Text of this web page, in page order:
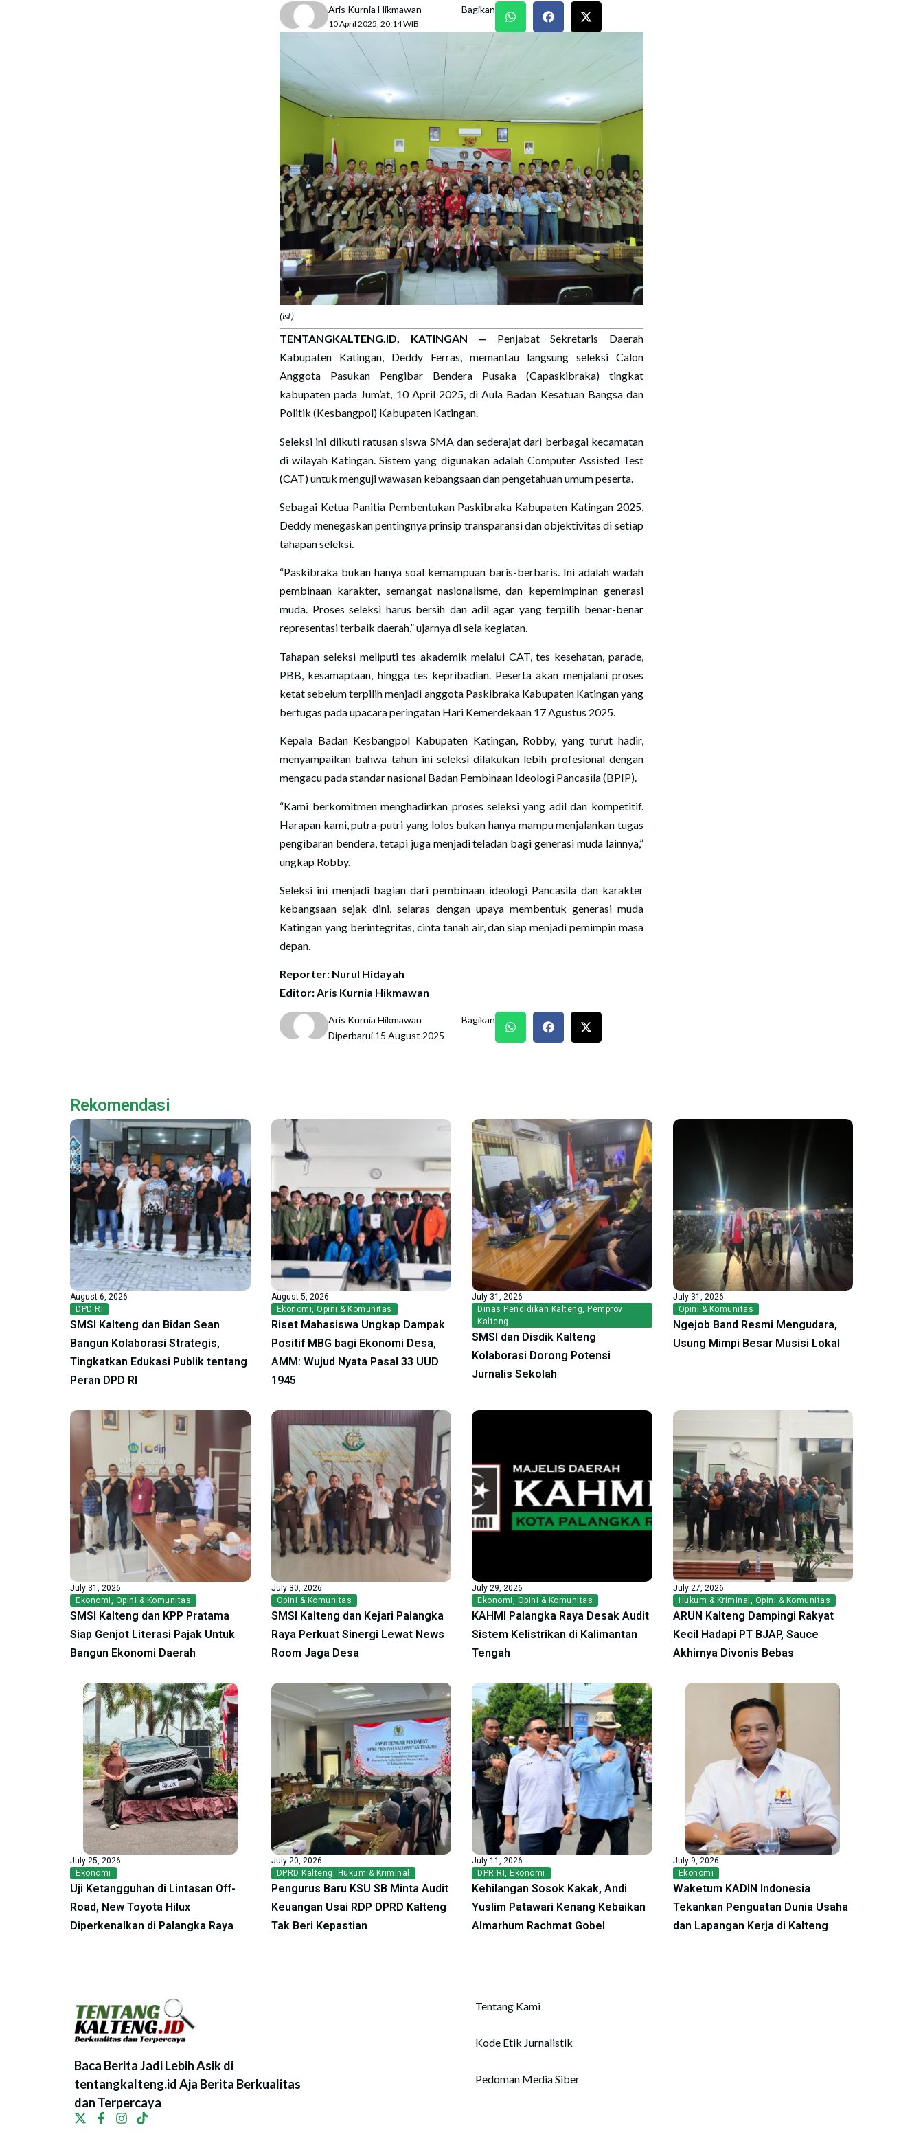
Aris Kurnia Hikmawan
10 April 2025, 20:14 WIB
Bagikan
(ist)
TENTANGKALTENG.ID, KATINGAN — Penjabat Sekretaris Daerah
Kabupaten Katingan, Deddy Ferras, memantau langsung seleksi Calon
Anggota Pasukan Pengibar Bendera Pusaka (Capaskibraka) tingkat
kabupaten pada Jum’at, 10 April 2025, di Aula Badan Kesatuan Bangsa dan
Politik (Kesbangpol) Kabupaten Katingan.
Seleksi ini diikuti ratusan siswa SMA dan sederajat dari berbagai kecamatan
di wilayah Katingan. Sistem yang digunakan adalah Computer Assisted Test
(CAT) untuk menguji wawasan kebangsaan dan pengetahuan umum peserta.
Sebagai Ketua Panitia Pembentukan Paskibraka Kabupaten Katingan 2025,
Deddy menegaskan pentingnya prinsip transparansi dan objektivitas di setiap
tahapan seleksi.
“Paskibraka bukan hanya soal kemampuan baris-berbaris. Ini adalah wadah
pembinaan karakter, semangat nasionalisme, dan kepemimpinan generasi
muda. Proses seleksi harus bersih dan adil agar yang terpilih benar-benar
representasi terbaik daerah,” ujarnya di sela kegiatan.
Tahapan seleksi meliputi tes akademik melalui CAT, tes kesehatan, parade,
PBB, kesamaptaan, hingga tes kepribadian. Peserta akan menjalani proses
ketat sebelum terpilih menjadi anggota Paskibraka Kabupaten Katingan yang
bertugas pada upacara peringatan Hari Kemerdekaan 17 Agustus 2025.
Kepala Badan Kesbangpol Kabupaten Katingan, Robby, yang turut hadir,
menyampaikan bahwa tahun ini seleksi dilakukan lebih profesional dengan
mengacu pada standar nasional Badan Pembinaan Ideologi Pancasila (BPIP).
“Kami berkomitmen menghadirkan proses seleksi yang adil dan kompetitif.
Harapan kami, putra-putri yang lolos bukan hanya mampu menjalankan tugas
pengibaran bendera, tetapi juga menjadi teladan bagi generasi muda lainnya,”
ungkap Robby.
Seleksi ini menjadi bagian dari pembinaan ideologi Pancasila dan karakter
kebangsaan sejak dini, selaras dengan upaya membentuk generasi muda
Katingan yang berintegritas, cinta tanah air, dan siap menjadi pemimpin masa
depan.
Reporter: Nurul Hidayah
Editor: Aris Kurnia Hikmawan
Aris Kurnia Hikmawan
Diperbarui 15 August 2025
Bagikan
Rekomendasi
August 6, 2026
DPD RI
SMSI Kalteng dan Bidan Sean
Bangun Kolaborasi Strategis,
Tingkatkan Edukasi Publik tentang
Peran DPD RI
August 5, 2026
Ekonomi Opini & Komunitas
Riset Mahasiswa Ungkap Dampak
Positif MBG bagi Ekonomi Desa,
AMM: Wujud Nyata Pasal 33 UUD
1945
July 31, 2026
Dinas Pendidikan Kalteng Pemprov
Kalteng
SMSI dan Disdik Kalteng
Kolaborasi Dorong Potensi
Jurnalis Sekolah
July 31, 2026
Opini & Komunitas
Ngejob Band Resmi Mengudara,
Usung Mimpi Besar Musisi Lokal
July 31, 2026
Ekonomi
Opini & Komunitas
SMSI Kalteng dan KPP Pratama
Siap Genjot Literasi Pajak Untuk
Bangun Ekonomi Daerah
July 30, 2026
Opini & Komunitas
SMSI Kalteng dan Kejari Palangka
Raya Perkuat Sinergi Lewat News
Room Jaga Desa
July 29, 2026
Ekonomi
Opini & Komunitas
KAHMI Palangka Raya Desak Audit
Sistem Kelistrikan di Kalimantan
Tengah
July 27, 2026
Hukum & Kriminal
Opini & Komunitas
ARUN Kalteng Dampingi Rakyat
Kecil Hadapi PT BJAP, Sauce
Akhirnya Divonis Bebas
July 25, 2026
Ekonomi
Uji Ketangguhan di Lintasan Off-
Road, New Toyota Hilux
Diperkenalkan di Palangka Raya
July 20, 2026
DPRD Kalteng
Hukum & Kriminal
Pengurus Baru KSU SB Minta Audit
Keuangan Usai RDP DPRD Kalteng
Tak Beri Kepastian
July 11, 2026
DPR RI Ekonomi
Kehilangan Sosok Kakak, Andi
Yuslim Patawari Kenang Kebaikan
Almarhum Rachmat Gobel
July 9, 2026
Ekonomi
Waketum KADIN Indonesia
Tekankan Penguatan Dunia Usaha
dan Lapangan Kerja di Kalteng
Baca Berita Jadi Lebih Asik di
tentangkalteng.id Aja Berita Berkualitas
dan Terpercaya
Tentang Kami
Kode Etik Jurnalistik
Pedoman Media Siber